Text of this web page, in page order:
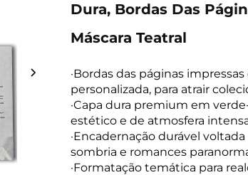
Dura, Bordas Das
Máscara Teatral
·Bordas das páginas
personalizada, para atrair
·Capa dura premium em
estético e de atmosfera
·Encadernação durável
sombria e romances
·Formatação temática para